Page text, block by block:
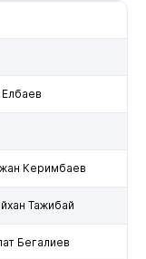
Керимбаев
Тажибай
Бегалиев